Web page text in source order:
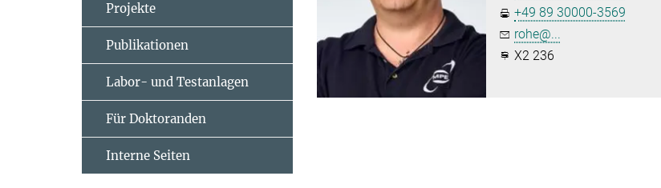
+49 89 30000-3569
rohe@...
X2 236
Projekte
Publikationen
Labor- und Testanlagen
Für Doktoranden
Interne Seiten